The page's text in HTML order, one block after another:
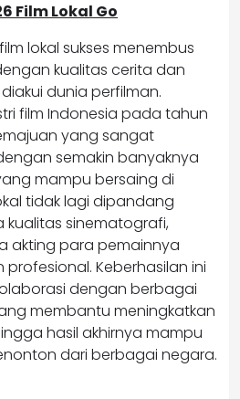
Film Lokal Go
lokal sukses menembus
kualitas cerita dan
dunia perfilman.
film Indonesia pada tahun
yang sangat
semakin banyaknya
mampu bersaing di
tidak lagi dipandang
sinematografi,
akting para pemainnya
Keberhasilan ini
dengan berbagai
membantu meningkatkan
hasil akhirnya mampu
dari berbagai negara.